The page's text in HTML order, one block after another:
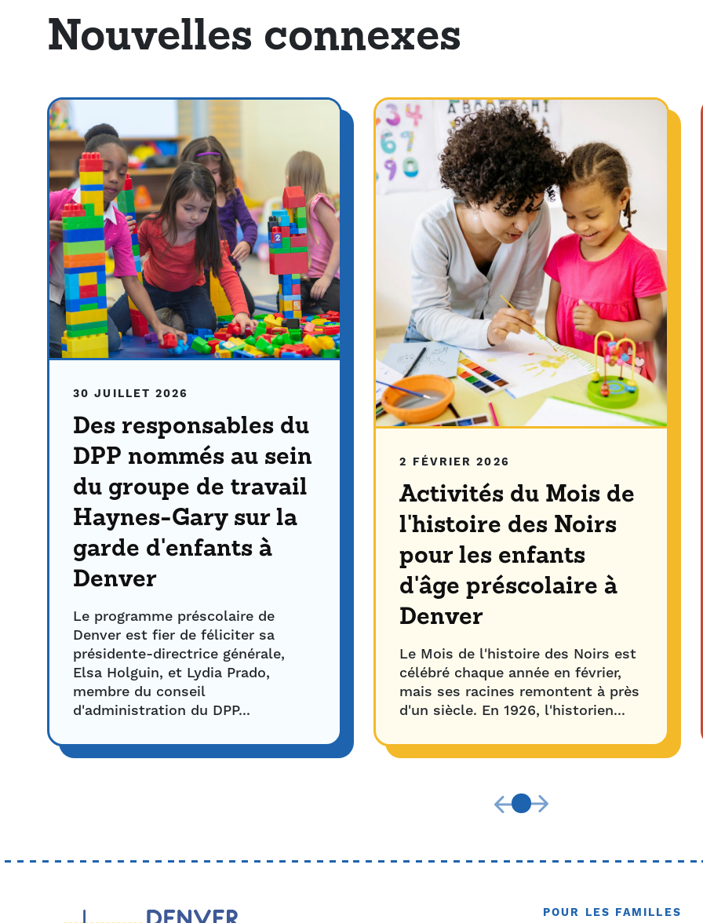
Nouvelles connexes
30 JUILLET 2026
Des responsables du
DPP nommés au sein
du groupe de travail
Haynes-Gary sur la
garde d'enfants à
Denver
Le programme préscolaire de
Denver est fier de féliciter sa
présidente-directrice générale,
Elsa Holguin, et Lydia Prado,
membre du conseil
d'administration du DPP...
2 FÉVRIER 2026
Activités du Mois de
l'histoire des Noirs
pour les enfants
d'âge préscolaire à
Denver
Le Mois de l'histoire des Noirs est
célébré chaque année en février,
mais ses racines remontent à près
d'un siècle. En 1926, l'historien...
POUR LES FAMILLES